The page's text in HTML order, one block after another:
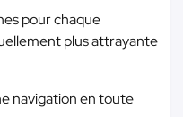
pour chaque
plus attrayante
navigation en toute